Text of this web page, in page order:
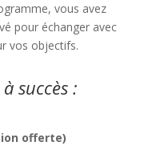
vous avez
pour échanger avec
vos objectifs.
succès :
offerte)